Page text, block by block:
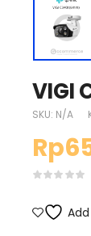
VIGI
SKU: N/A
Rp